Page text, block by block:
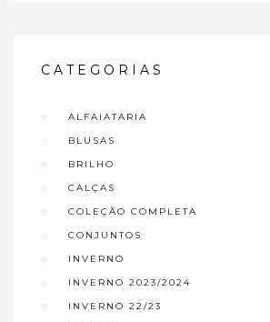
CATEGORIAS
ALFAIATARIA
BLUSAS
BRILHO
CALÇAS
COLEÇÃO COMPLETA
CONJUNTOS
INVERNO
INVERNO 2023/2024
INVERNO 22/23